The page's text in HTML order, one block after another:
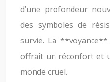
d’une profondeur
des symboles de
survie. La
offrait un réconfort et
monde cruel.